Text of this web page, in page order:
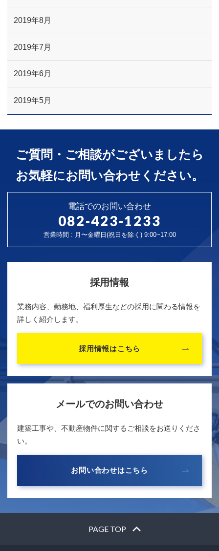
2019年8月
2019年7月
2019年6月
2019年5月
ご質問・ご相談がございましたら
お気軽にお問い合わせください。
電話でのお問い合わせ
082-423-1233
営業時間 : 月〜金曜日(祝日を除く) 9:00~17:00
採用情報
業務内容、勤務地、福利厚生などの採用に関わる情報を
詳しく紹介します。
採用情報はこちら
メールでのお問い合わせ
建築工事や、不動産物件に関するご相談をお送りくださ
い。
お問い合わせはこちら
PAGE TOP